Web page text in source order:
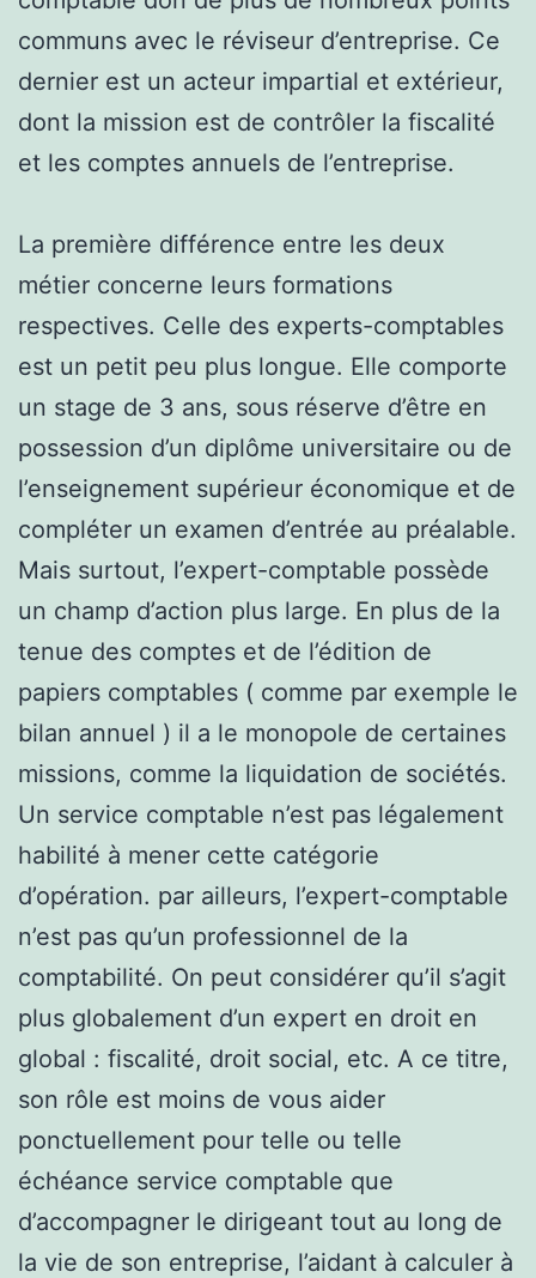
communs avec le réviseur d’entreprise. Ce
dernier est un acteur impartial et extérieur,
dont la mission est de contrôler la fiscalité
et les comptes annuels de l’entreprise.
La première différence entre les deux
métier concerne leurs formations
respectives. Celle des experts-comptables
est un petit peu plus longue. Elle comporte
un stage de 3 ans, sous réserve d’être en
possession d’un diplôme universitaire ou de
l’enseignement supérieur économique et de
compléter un examen d’entrée au préalable.
Mais surtout, l’expert-comptable possède
un champ d’action plus large. En plus de la
tenue des comptes et de l’édition de
papiers comptables ( comme par exemple le
bilan annuel ) il a le monopole de certaines
missions, comme la liquidation de sociétés.
Un service comptable n’est pas légalement
habilité à mener cette catégorie
d’opération. par ailleurs, l’expert-comptable
n’est pas qu’un professionnel de la
comptabilité. On peut considérer qu’il s’agit
plus globalement d’un expert en droit en
global : fiscalité, droit social, etc. A ce titre,
son rôle est moins de vous aider
ponctuellement pour telle ou telle
échéance service comptable que
d’accompagner le dirigeant tout au long de
la vie de son entreprise, l’aidant à calculer à